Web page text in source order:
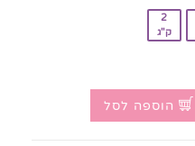
2
ק"ג
הוספה לסל